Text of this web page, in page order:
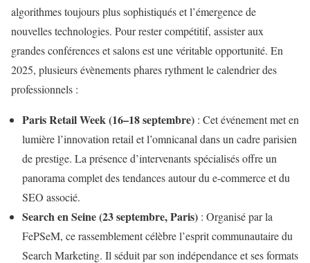
algorithmes toujours plus sophistiqués et l’émergence de
nouvelles technologies. Pour rester compétitif, assister aux
grandes conférences et salons est une véritable opportunité. En
2025, plusieurs évènements phares rythment le calendrier des
professionnels :
Paris Retail Week (16–18 septembre) : Cet événement met en
lumière l’innovation retail et l’omnicanal dans un cadre parisien
de prestige. La présence d’intervenants spécialisés offre un
panorama complet des tendances autour du e-commerce et du
SEO associé.
Search en Seine (23 septembre, Paris) : Organisé par la
FePSeM, ce rassemblement célèbre l’esprit communautaire du
Search Marketing. Il séduit par son indépendance et ses formats